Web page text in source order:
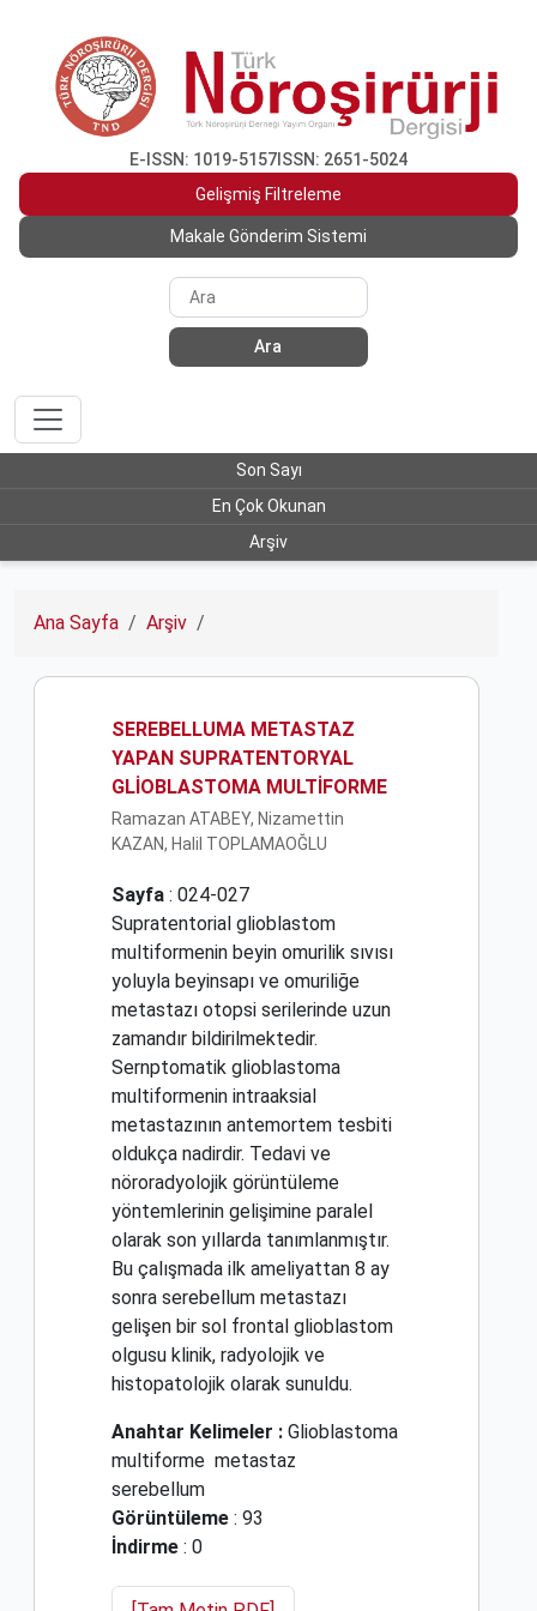
E-ISSN: 1019-5157 ISSN: 2651-5024
Gelişmiş Filtreleme
Makale Gönderim Sistemi
Ara
Son Sayı
En Çok Okunan
Arşiv
Ana Sayfa Arşiv
SEREBELLUMA METASTAZ
YAPAN SUPRATENTORYAL
GLİOBLASTOMA MULTİFORME
Ramazan ATABEY, Nizamettin
KAZAN, Halil TOPLAMAOĞLU
Sayfa : 024-027
Supratentorial glioblastom
multiformenin beyin omurilik sıvısı
yoluyla beyinsapı ve omuriliğe
metastazı otopsi serilerinde uzun
zamandır bildirilmektedir.
Sernptomatik glioblastoma
multiformenin intraaksial
metastazının antemortem tesbiti
oldukça nadirdir. Tedavi ve
nöroradyolojik görüntüleme
yöntemlerinin gelişimine paralel
olarak son yıllarda tanımlanmıştır.
Bu çalışmada ilk ameliyattan 8 ay
sonra serebellum metastazı
gelişen bir sol frontal glioblastom
olgusu klinik, radyolojik ve
histopatolojik olarak sunuldu.
Anahtar Kelimeler : Glioblastoma
multiforme metastaz
serebellum
Görüntüleme : 93
İndirme : 0